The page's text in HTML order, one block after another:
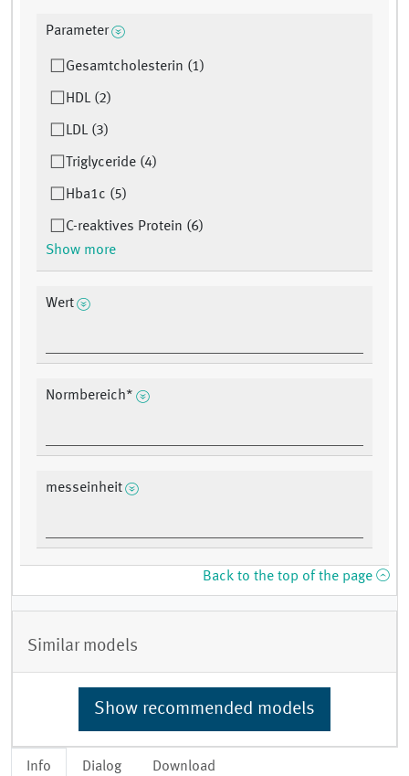
Info Dialog Download
Parameter
Gesamtcholesterin (1)
HDL (2)
LDL (3)
Triglyceride (4)
Hba1c (5)
C-reaktives Protein (6)
Show more
Wert
Normbereich*
messeinheit
Back to the top of the page
Similar models
Show recommended models